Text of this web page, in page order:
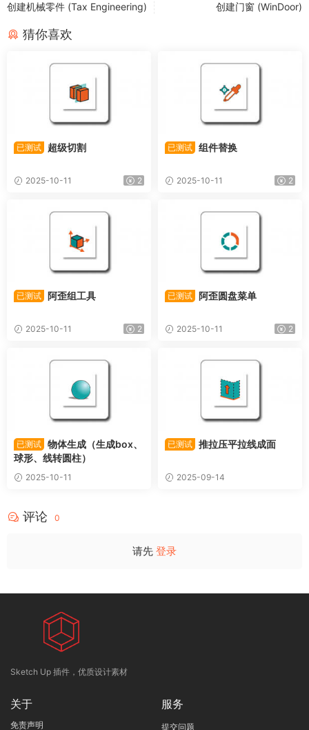
创建机械零件 (Tax Engineering) 创建门窗 (WinDoor)
猜你喜欢
已测试 超级切割
2025-10-11 2
已测试 组件替换
2025-10-11 2
已测试 阿歪组工具
2025-10-11 2
已测试 阿歪圆盘菜单
2025-10-11 2
已测试 物体生成（生成box、
球形、线转圆柱）
2025-10-11
已测试 推拉压平拉线成面
2025-09-14
评论 0
请先 登录
Sketch Up 插件，优质设计素材
关于
免责声明
服务
提交问题